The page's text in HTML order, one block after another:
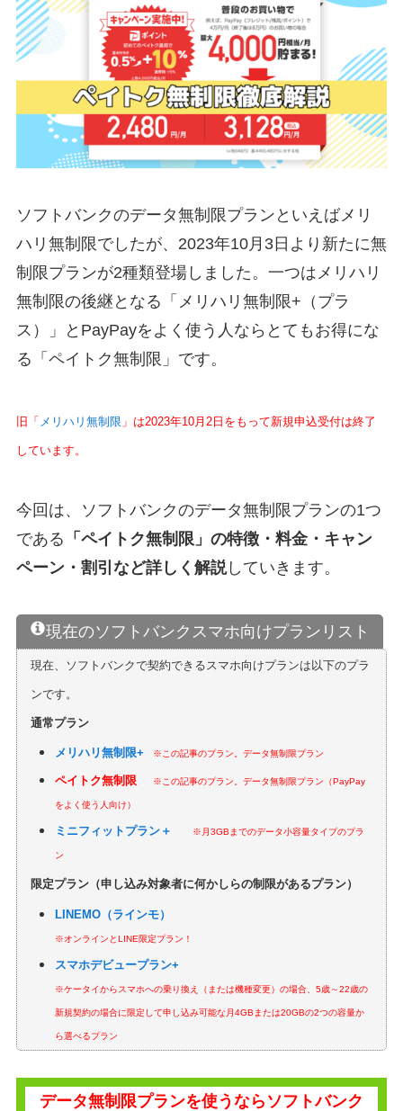
ソフトバンクのデータ無制限プランといえばメリ
ハリ無制限でしたが、2023年10月3日より新たに無
制限プランが2種類登場しました。一つはメリハリ
無制限の後継となる「メリハリ無制限+（プラ
ス）」とPayPayをよく使う人ならとてもお得にな
る「ペイトク無制限」です。
旧「 メリハリ無制限 」は2023年10月2日をもって新規申込受付は終了
しています。
今回は、ソフトバンクのデータ無制限プランの1つ
である 「ペイトク無制限」の特徴・料金・キャン
ペーン・割引など詳しく解説していきます。
現在のソフトバンクスマホ向けプランリスト
現在、ソフトバンクで契約できるスマホ向けプランは以下のプラ
ンです。
通常プラン
メリハリ無制限+ ※この記事のプラン。データ無制限プラン
ペイトク無制限 ※この記事のプラン。データ無制限プラン（PayPay
をよく使う人向け）
ミニフィットプラン＋ ※月3GBまでのデータ小容量タイプのプラ
ン
限定プラン（申し込み対象者に何かしらの制限があるプラン）
LINEMO（ラインモ）
※オンラインとLINE限定プラン！
スマホデビュープラン+
※ケータイからスマホへの乗り換え（または機種変更）の場合、5歳～22歳の
新規契約の場合に限定して申し込み可能な月4GBまたは20GBの2つの容量か
ら選べるプラン
データ無制限プランを使うならソフトバンク